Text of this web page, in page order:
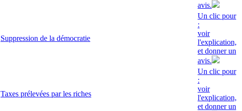
avis.
Suppression de la démocratie
Un clic pour
:
voir
l'explication,
et donner un
avis.
Taxes prélevées par les riches
Un clic pour
:
voir
l'explication,
et donner un